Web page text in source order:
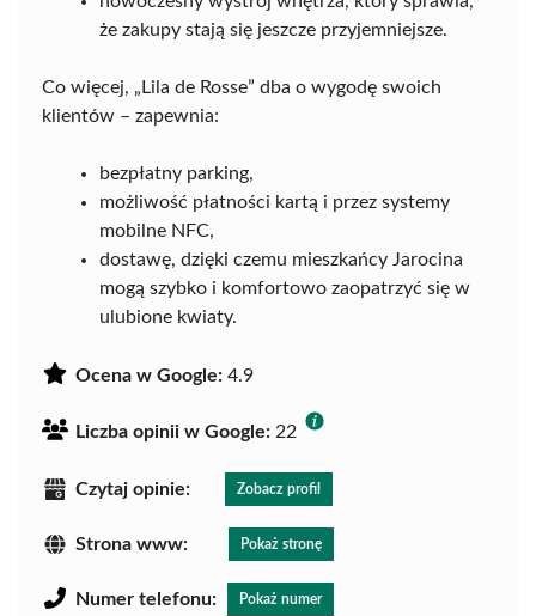
że zakupy stają się jeszcze przyjemniejsze.
Co więcej, „Lila de Rosse” dba o wygodę swoich
klientów – zapewnia:
bezpłatny parking,
możliwość płatności kartą i przez systemy
mobilne NFC,
dostawę, dzięki czemu mieszkańcy Jarocina
mogą szybko i komfortowo zaopatrzyć się w
ulubione kwiaty.
Ocena w Google: 4.9
Liczba opinii w Google: 22
Czytaj opinie: Zobacz profil
Strona www: Pokaż stronę
Numer telefonu: Pokaż numer